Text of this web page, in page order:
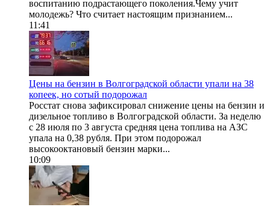
воспитанию подрастающего поколения.Чему учит
молодежь? Что считает настоящим признанием...
11:41
Цены на бензин в Волгоградской области упали на 38
копеек, но сотый подорожал
Росстат снова зафиксировал снижение цены на бензин и
дизельное топливо в Волгоградской области. За неделю
с 28 июля по 3 августа средняя цена топлива на АЗС
упала на 0,38 рубля. При этом подорожал
высокооктановый бензин марки...
10:09